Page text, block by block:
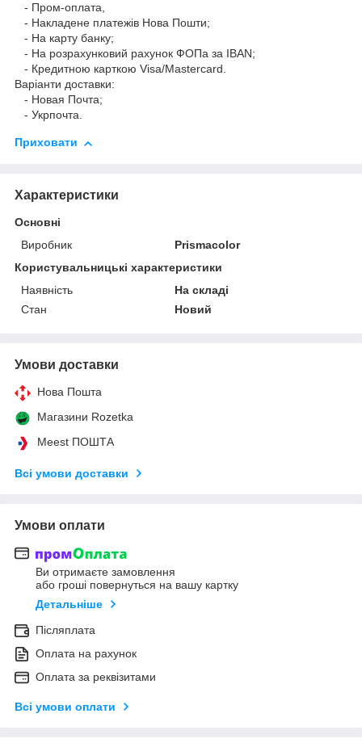
- Пром-оплата,
- Накладене платежів Нова Пошти;
- На карту банку;
- На розрахунковий рахунок ФОПа за IBAN;
- Кредитною карткою Visa/Mastercard.
Варіанти доставки:
- Новая Почта;
- Укрпочта.
Приховати
Характеристики
Основні
Виробник
Prismacolor
Користувальницькі характеристики
Наявність
На складі
Стан
Новий
Умови доставки
Нова Пошта
Магазини Rozetka
Meest ПОШТА
Всі умови доставки
Умови оплати
Ви отримаєте замовлення
або гроші повернуться на вашу картку
Детальніше
Післяплата
Оплата на рахунок
Оплата за реквізитами
Всі умови оплати